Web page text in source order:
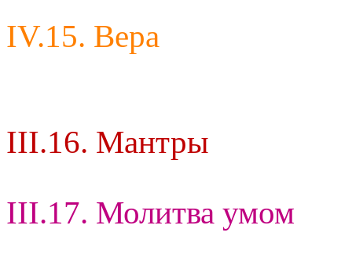
IV.15. Вера
III.16. Мантры
III.17. Молитва умом